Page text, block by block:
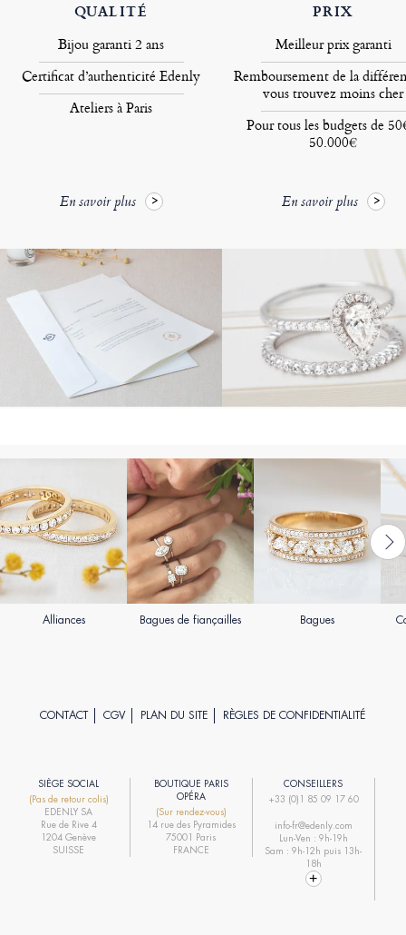
QUALITÉ
Bijou garanti 2 ans
Certificat d’authenticité Edenly
Ateliers à Paris
En savoir plus
PRIX
Meilleur prix garanti
Remboursement de la
vous trouvez moins cher
Pour tous les budgets de
50.000€
En savoir plus
Alliances Bagues de fiançailles Bagues
CONTACT CGV PLAN DU SITE RÈGLES DE CONFIDENTIALITÉ
SIÈGE SOCIAL
(Pas de retour colis)
EDENLY SA
Rue de Rive 4
1204 Genève
SUISSE
BOUTIQUE PARIS
OPÉRA
(Sur rendez-vous)
14 rue des Pyramides
75001 Paris
FRANCE
CONSEILLERS
+33 (0)1 85 09 17 60
info-fr@edenly.com
Lun-Ven : 9h-19h
Sam : 9h-12h puis 13h-
18h